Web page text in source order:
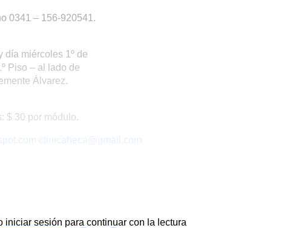
0341 – 156-920541.
día miércoles 1º de
Piso – al lado de
Álvarez.
$ 30 por módulo.
clinicaheca@gmail.com
iniciar sesión para continuar con la lectura